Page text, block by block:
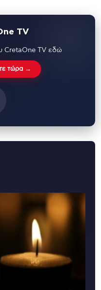
TV
CretaOne TV εδώ
τώρα →